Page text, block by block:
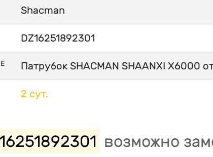
Shacman
DZ16251892301
Патрубок SHACMAN SHAANXI X6000
2 сут.
возможно